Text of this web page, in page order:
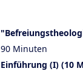
90 Minuten
Einführung (I) (10